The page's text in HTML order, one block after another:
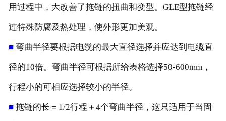
联系我们
用过程中，大改善了拖链的扭曲和变型。GLE型拖链经
过特殊防腐及热处理，使外形更加美观。
■ 弯曲半径要根据电缆的最大直径选择并应达到电缆直
径的10倍。弯曲半径可根据所给表格选择50-600mm，
行程小的可相应选择较小的半径。
■ 拖链的长＝1/2行程＋4个弯曲半径，这只适用于当固